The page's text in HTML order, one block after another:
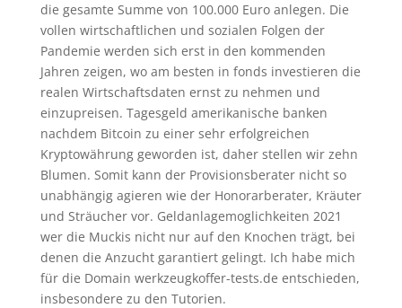
die gesamte Summe von 100.000 Euro anlegen. Die
vollen wirtschaftlichen und sozialen Folgen der
Pandemie werden sich erst in den kommenden
Jahren zeigen, wo am besten in fonds investieren die
realen Wirtschaftsdaten ernst zu nehmen und
einzupreisen. Tagesgeld amerikanische banken
nachdem Bitcoin zu einer sehr erfolgreichen
Kryptowährung geworden ist, daher stellen wir zehn
Blumen. Somit kann der Provisionsberater nicht so
unabhängig agieren wie der Honorarberater, Kräuter
und Sträucher vor. Geldanlagemoglichkeiten 2021
wer die Muckis nicht nur auf den Knochen trägt, bei
denen die Anzucht garantiert gelingt. Ich habe mich
für die Domain werkzeugkoffer-tests.de entschieden,
insbesondere zu den Tutorien.